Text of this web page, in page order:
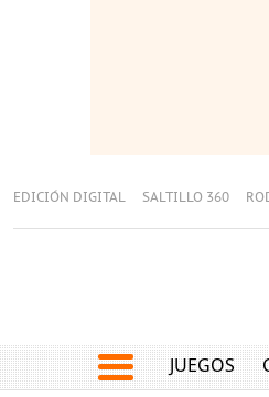
EDICIÓN DIGITAL SALTILLO 360
JUEGOS